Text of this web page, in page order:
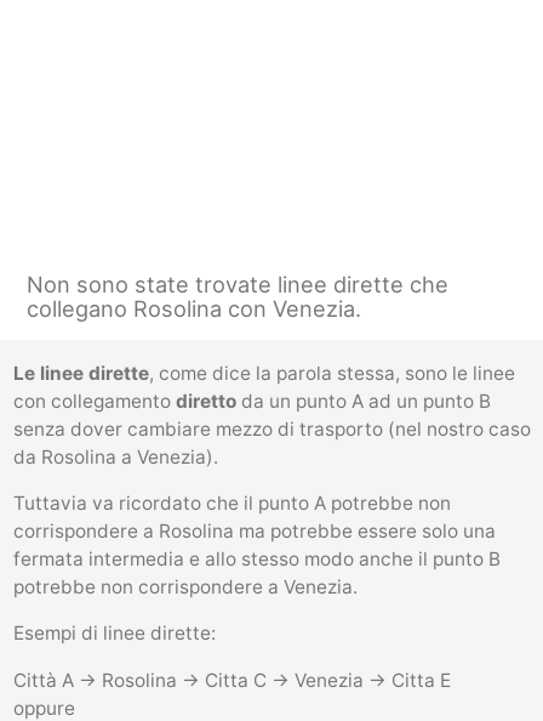
Non sono state trovate linee dirette che
collegano Rosolina con Venezia.
Le linee dirette, come dice la parola stessa, sono le linee
con collegamento direttoda un punto A ad un punto B
senza dover cambiare mezzo di trasporto (nel nostro caso
da Rosolina a Venezia).
Tuttavia va ricordato che il punto A potrebbe non
corrispondere a Rosolina ma potrebbe essere solo una
fermata intermedia e allo stesso modo anche il punto B
potrebbe non corrispondere a Venezia.
Esempi di linee dirette:
Città A -> Rosolina -> Citta C -> Venezia -> Citta E
oppure